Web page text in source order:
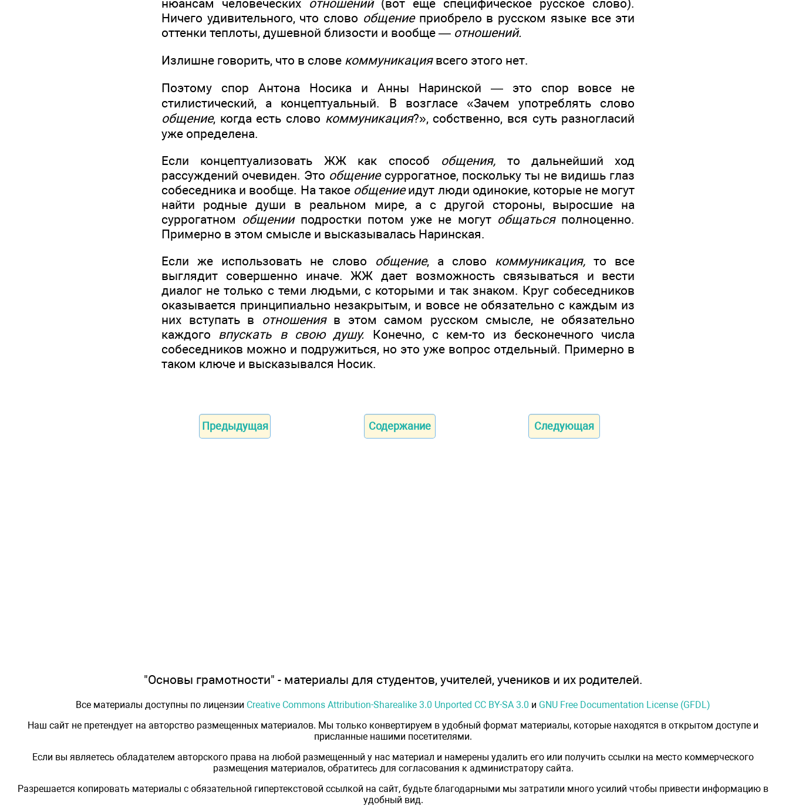
нюансам человеческих отношений(вот еще специфическое русское слово).
Ничего удивительного, что слово общениеприобрело в русском языке все эти
оттенки теплоты, душевной близости и вообще — отношений.
Излишне говорить, что в слове коммуникациявсего этого нет.
Поэтому спор Антона Носика и Анны Наринской — это спор вовсе не
стилистический, а концептуальный. В возгласе «Зачем употреблять слово
общение, когда есть слово коммуникация?», собственно, вся суть разногласий
уже определена.
Если концептуализовать ЖЖ как способ общения, то дальнейший ход
рассуждений очевиден. Это общениесуррогатное, поскольку ты не видишь глаз
собеседника и вообще. На такое общениеидут люди одинокие, которые не могут
найти родные души в реальном мире, а с другой стороны, выросшие на
суррогатном общенииподростки потом уже не могут общатьсяполноценно.
Примерно в этом смысле и высказывалась Наринская.
Если же использовать не слово общение, а слово коммуникация, то все
выглядит совершенно иначе. ЖЖ дает возможность связываться и вести
диалог не только с теми людьми, с которыми и так знаком. Круг собеседников
оказывается принципиально незакрытым, и вовсе не обязательно с каждым из
них вступать в отношенияв этом самом русском смысле, не обязательно
каждого впускать в свою душу. Конечно, с кем-то из бесконечного числа
собеседников можно и подружиться, но это уже вопрос отдельный. Примерно в
таком ключе и высказывался Носик.
Предыдущая Содержание Следующая
"Основы грамотности" - материалы для студентов, учителей, учеников и их родителей.
Все материалы доступны по лицензии Creative Commons Attribution-Sharealike 3.0 Unported CC BY-SA 3.0 и GNU Free Documentation License (GFDL)
Наш сайт не претендует на авторство размещенных материалов. Мы только конвертируем в удобный формат материалы, которые находятся в открытом доступе и
присланные нашими посетителями.
Если вы являетесь обладателем авторского права на любой размещенный у нас материал и намерены удалить его или получить ссылки на место коммерческого
размещения материалов, обратитесь для согласования к администратору сайта.
Разрешается копировать материалы с обязательной гипертекстовой ссылкой на сайт, будьте благодарными мы затратили много усилий чтобы привести информацию в
удобный вид.